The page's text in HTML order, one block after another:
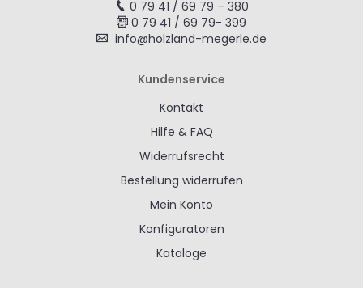
0 79 41 / 69 79 – 380
0 79 41 / 69 79- 399
info@holzland-megerle.de
Kundenservice
Kontakt
Hilfe & FAQ
Widerrufsrecht
Bestellung widerrufen
Mein Konto
Konfiguratoren
Kataloge